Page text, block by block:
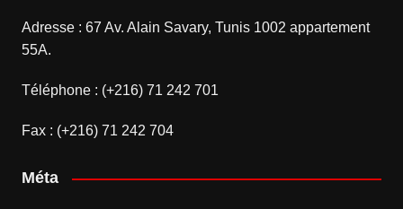
Adresse : 67 Av. Alain Savary, Tunis 1002 appartement
55A.
Téléphone : (+216) 71 242 701
Fax : (+216) 71 242 704
Méta